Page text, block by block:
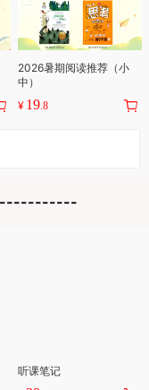
2026暑期阅读推荐（小
中）
¥ 19.8
听课笔记